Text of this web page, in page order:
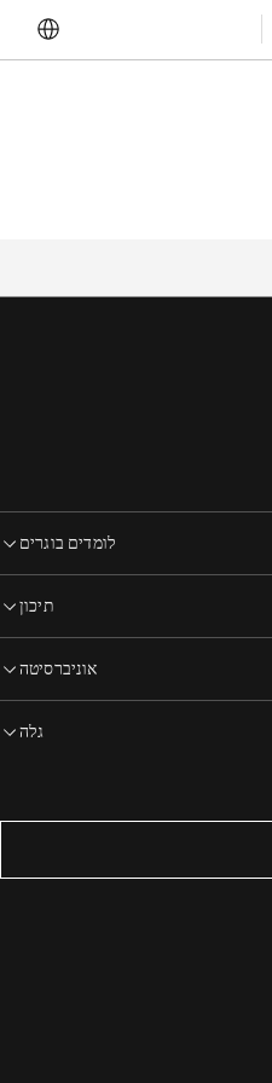
לומדים בוגרים
תיכון
אוניברסיטה
גלה